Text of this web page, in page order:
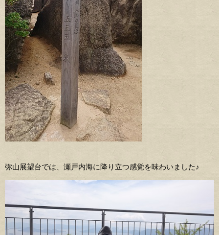
弥山展望台では、瀬戸内海に降り立つ感覚を味わいました♪